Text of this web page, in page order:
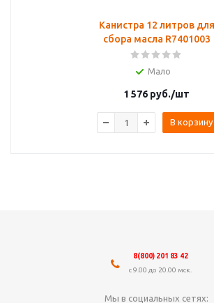
Канистра 12 литров для
сбора масла R7401003
Мало
1 576 руб./шт
В корзину
8(800) 201 83 42
с 9.00 до 20.00 мск.
Мы в социальных сетях: